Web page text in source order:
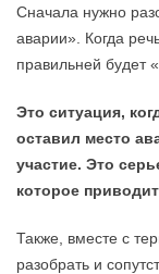
Сначала нужно
аварии». Когда
правильней будет
Это ситуация,
оставил место
участие. Это
которое
Также, вместе с
разобрать и